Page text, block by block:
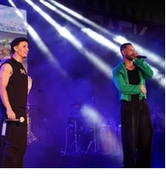
chanteur, présent maintenant
national depuis au
oublier la soprano Nesrine
Mahbouli e